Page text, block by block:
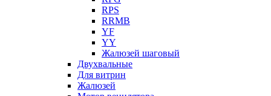
RPS
RRMB
YF
YY
Жалюзей шаговый
Двухвальные
Для витрин
Жалюзей